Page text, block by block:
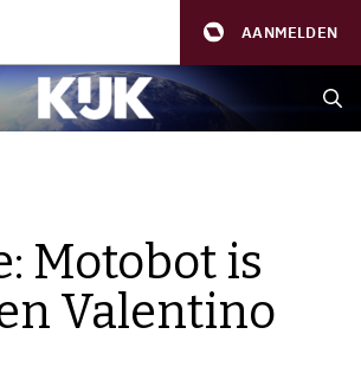
AANMELDEN
Motobot is
Valentino